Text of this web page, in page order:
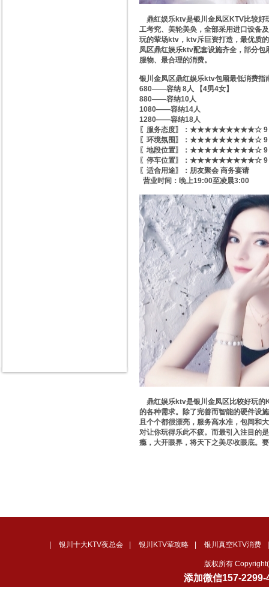
鼎红娱乐ktv是银川金凤区KTV比较好
工考究、美轮美奂，全部采用进口设备
玩的荤场ktv，ktv斥巨资打造，最优质
凤区鼎红娱乐ktv配套设施齐全，部分包
服物、最合理的消费。
银川金凤区鼎红娱乐ktv包厢最低消费指
680——容纳 8人 【4男4女】
880——容纳10人
1080——容纳14人
1280——容纳18人
〖服务态度〗：★★★★★★★★★☆ 9
〖环境氛围〗：★★★★★★★★★☆ 9
〖地段位置〗：★★★★★★★★★☆ 9
〖停车位置〗：★★★★★★★★★☆ 9
〖适合用途〗：朋友聚会 商务宴请
营业时间：晚上19:00至凌晨3:00
鼎红娱乐ktv是银川金凤区比较好玩的
的各种需求。除了完善而智能的硬件设
且个个都很漂亮，服务高水准，包间和
对让你玩得乐此不疲。而最引入注目的
瘾，大开眼界，将天下之美尽收眼底。
银川十大KTV夜总会 银川KTV荤攻略 银川真空KTV消费
版权所有
添加微信157-2299-